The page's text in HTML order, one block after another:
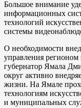
Большое внимание
информационных
технологий
системы
О необходимости
управления регионом
губернатор Ямала
округ активно
жизни. На Ямале
технологиям
и муниципальных